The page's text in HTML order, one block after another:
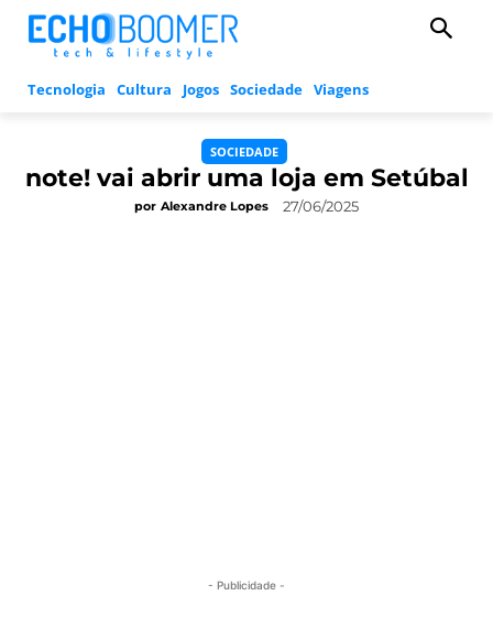
Tecnologia Cultura Jogos Sociedade Viagens
SOCIEDADE
note! vai abrir uma loja em Setúbal
por Alexandre Lopes 27/06/2025
- Publicidade -